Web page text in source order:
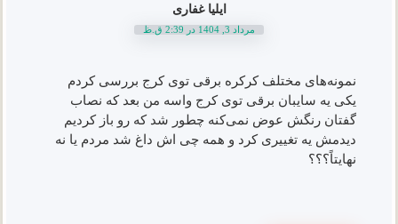
ایلیا غفاری
مرداد 3, 1404 در 2:39 ق.ظ
نمونه‌های مختلف کرکره برقی توی کرج بررسی کردم
یکی یه سایبان برقی توی کرج واسه من بعد که نصاب
گفتان رنگش عوض نمی‌کنه چطور شد که رو باز کردیم
دیدمش یه تغییری کرد و همه چی اش داغ شد مردم یا نه
نهایتاً؟؟؟